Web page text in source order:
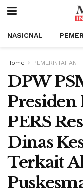
NASIONAL
Home PEMERINTAHAN
DPW
Presiden
PERS
Dinas
Terkait